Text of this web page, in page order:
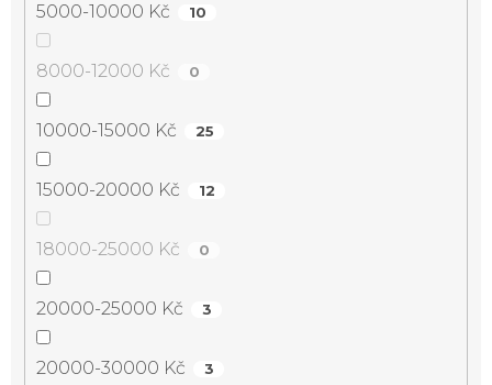
5000-10000 Kč 10
8000-12000 Kč 0
10000-15000 Kč 25
15000-20000 Kč 12
18000-25000 Kč 0
20000-25000 Kč 3
20000-30000 Kč 3